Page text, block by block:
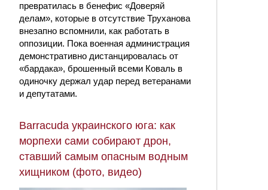
превратилась в бенефис «Доверяй
делам», которые в отсутствие Труханова
внезапно вспомнили, как работать в
оппозиции. Пока военная администрация
демонстративно дистанцировалась от
«бардака», брошенный всеми Коваль в
одиночку держал удар перед ветеранами
и депутатами.
Barracuda украинского юга: как
морпехи сами собирают дрон,
ставший самым опасным водным
хищником (фото, видео)